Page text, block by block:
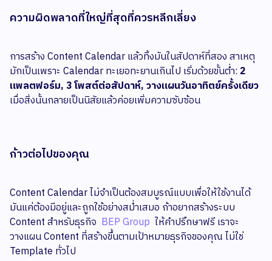
ความผิดพลาดที่ใหญ่ที่สุดที่ควรหลีกเลี่ยง
การสร้าง Content Calendar แล้วทิ้งมันในสัปดาห์ที่สอง สาเหตุ
มักเป็นเพราะ Calendar ทะเยอทะยานเกินไป เริ่มด้วยขั้นต่ำ: 2
แพลตฟอร์ม, 3 โพสต์ต่อสัปดาห์, วางแผนวันอาทิตย์ครั้งเดียว
เมื่อสิ่งนั้นกลายเป็นนิสัยแล้วค่อยเพิ่มความซับซ้อน
ก้าวต่อไปของคุณ
Content Calendar ไม่จำเป็นต้องสมบูรณ์แบบเพื่อให้ใช้งานได้
มันแค่ต้องมีอยู่และถูกใช้อย่างสม่ำเสมอ ถ้าอยากสร้างระบบ
Content สำหรับธุรกิจ BEP Group ให้คำปรึกษาฟรี เราจะ
วางแผน Content ที่สร้างขึ้นตามเป้าหมายธุรกิจของคุณ ไม่ใช่
Template ทั่วไป